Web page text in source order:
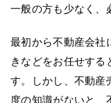
一般の方も少なく、
最初から不動産会社
きなどをお任せする
す。しかし、不動産
度の知識がないと、